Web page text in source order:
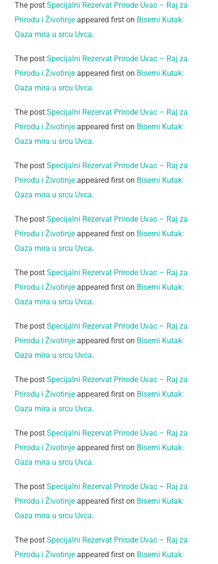
The post Specijalni Rezervat Prirode Uvac – Raj za
Prirodu i Životinje appeared first on Biserni Kutak:
Oaza mira u srcu Uvca.
The post Specijalni Rezervat Prirode Uvac – Raj za
Prirodu i Životinje appeared first on Biserni Kutak:
Oaza mira u srcu Uvca.
The post Specijalni Rezervat Prirode Uvac – Raj za
Prirodu i Životinje appeared first on Biserni Kutak:
Oaza mira u srcu Uvca.
The post Specijalni Rezervat Prirode Uvac – Raj za
Prirodu i Životinje appeared first on Biserni Kutak:
Oaza mira u srcu Uvca.
The post Specijalni Rezervat Prirode Uvac – Raj za
Prirodu i Životinje appeared first on Biserni Kutak:
Oaza mira u srcu Uvca.
The post Specijalni Rezervat Prirode Uvac – Raj za
Prirodu i Životinje appeared first on Biserni Kutak:
Oaza mira u srcu Uvca.
The post Specijalni Rezervat Prirode Uvac – Raj za
Prirodu i Životinje appeared first on Biserni Kutak:
Oaza mira u srcu Uvca.
The post Specijalni Rezervat Prirode Uvac – Raj za
Prirodu i Životinje appeared first on Biserni Kutak:
Oaza mira u srcu Uvca.
The post Specijalni Rezervat Prirode Uvac – Raj za
Prirodu i Životinje appeared first on Biserni Kutak:
Oaza mira u srcu Uvca.
The post Specijalni Rezervat Prirode Uvac – Raj za
Prirodu i Životinje appeared first on Biserni Kutak:
Oaza mira u srcu Uvca.
The post Specijalni Rezervat Prirode Uvac – Raj za
Prirodu i Životinje appeared first on Biserni Kutak: